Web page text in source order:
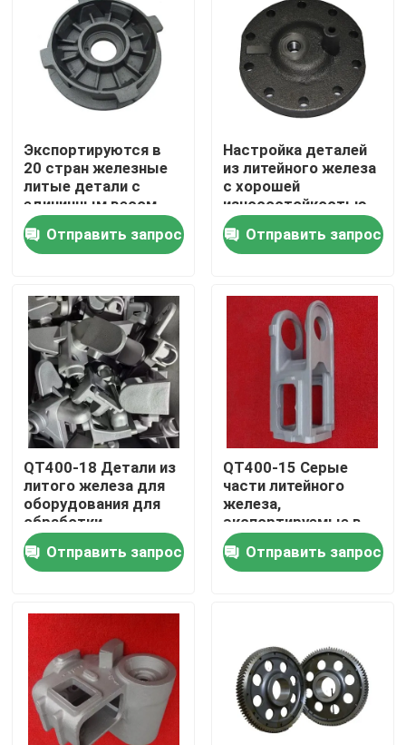
Дом
Видео
О нас
Путешествие фабрики
Проверка качества
Свяжитесь мы
Спросите цитату
Части металла бросая
Экспортируются в
20 стран железные
литые детали с
единичным весом
0,05 кг и
толерантностью
CT6-CT8
Отправить запрос
Настройка деталей
из литейного железа
с хорошей
износостойкостью
Отправить запрос
QT400-18 Детали из
литого железа для
оборудования для
обработки
материалов
Отправить запрос
QT400-15 Серые
части литейного
железа,
экспортируемые в
ОАЭ и
эффективность
Отправить запрос